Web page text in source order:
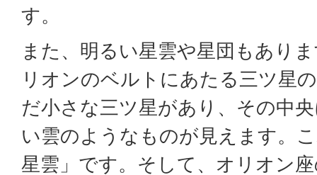
す。
また、明るい星雲や星団もあり
リオンのベルトにあたる三ツ星
だ小さな三ツ星があり、その中
い雲のようなものが見えます。
星雲」です。そして、オリオン